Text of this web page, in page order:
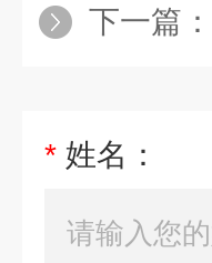
下一篇：
* 姓名：